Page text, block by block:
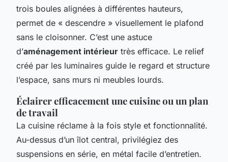
trois boules alignées à différentes hauteurs,
permet de « descendre » visuellement le plafond
sans le cloisonner. C’est une astuce
d’aménagement intérieur très efficace. Le relief
créé par les luminaires guide le regard et structure
l’espace, sans murs ni meubles lourds.
Éclairer efficacement une cuisine ou un plan
de travail
La cuisine réclame à la fois style et fonctionnalité.
Au-dessus d’un îlot central, privilégiez des
suspensions en série, en métal facile d’entretien.